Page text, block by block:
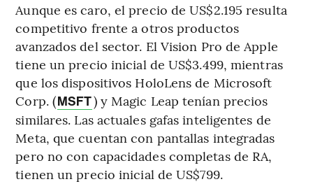
Aunque es caro, el precio de US$2.195 resulta
competitivo frente a otros productos
avanzados del sector. El Vision Pro de Apple
tiene un precio inicial de US$3.499, mientras
que los dispositivos HoloLens de Microsoft
Corp. (MSFT) y Magic Leap tenían precios
similares. Las actuales gafas inteligentes de
Meta, que cuentan con pantallas integradas
pero no con capacidades completas de RA,
tienen un precio inicial de US$799.